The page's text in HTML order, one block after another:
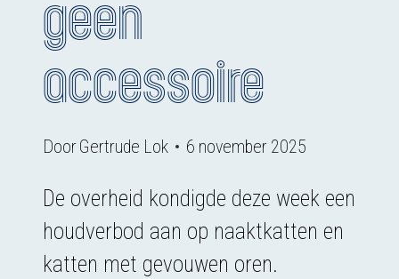
geen
accessoire
DoorGertrude Lok 6 november 2025
De overheid kondigde deze week een
houdverbod aan op naaktkatten en
katten met gevouwen oren.